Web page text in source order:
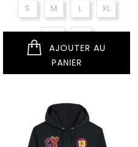
S M L XL
XXL XS
PANIER